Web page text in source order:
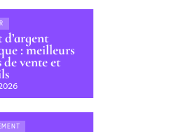
: meilleurs
vente et